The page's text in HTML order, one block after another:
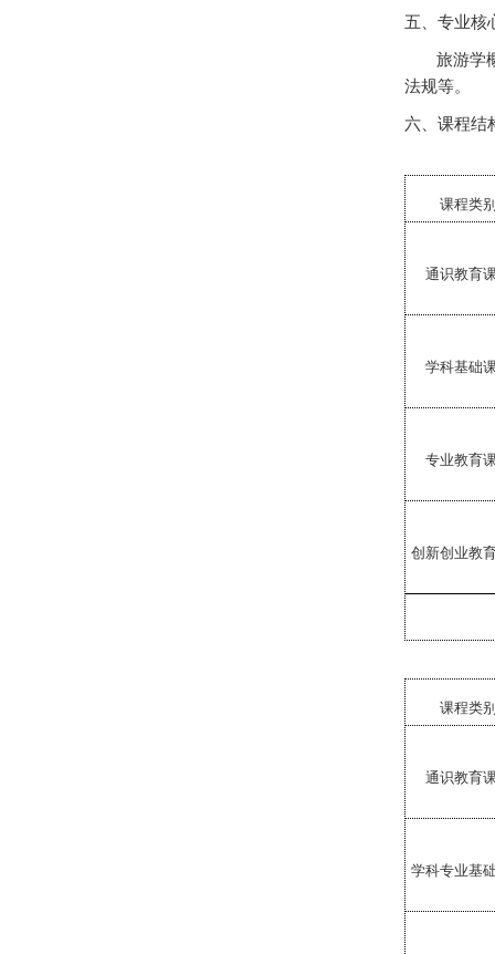
五、专业核
旅游学
法规等。
六、课程结
课程类
通识教育
学科基础
专业教育
创新创业教
课程类
通识教育
学科专业基